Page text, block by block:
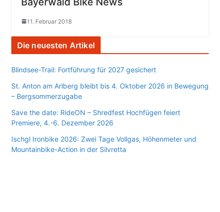
11. Februar 2018
Die neuesten Artikel
Blindsee-Trail: Fortführung für 2027 gesichert
St. Anton am Arlberg bleibt bis 4. Oktober 2026 in Bewegung
– Bergsommerzugabe
Save the date: RideON – Shredfest Hochfügen feiert
Premiere, 4.-6. Dezember 2026
Ischgl Ironbike 2026: Zwei Tage Vollgas, Höhenmeter und
Mountainbike-Action in der Silvretta